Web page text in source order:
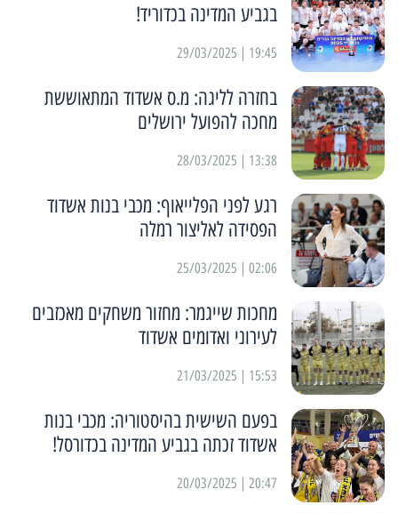
בגביע המדינה בכדוריד!
19:45 | 29/03/2025
בחזרה לליגה: מ.ס אשדוד המתאוששת
מחכה להפועל ירושלים
13:38 | 28/03/2025
רגע לפני הפלייאוף: מכבי בנות אשדוד
הפסידה לאליצור רמלה
02:06 | 25/03/2025
מחכות שייגמר: מחזור משחקים מאכזבים
לעירוני ואדומים אשדוד
15:53 | 21/03/2025
בפעם השישית בהיסטוריה: מכבי בנות
אשדוד זכתה בגביע המדינה בכדורסל!
20:47 | 20/03/2025